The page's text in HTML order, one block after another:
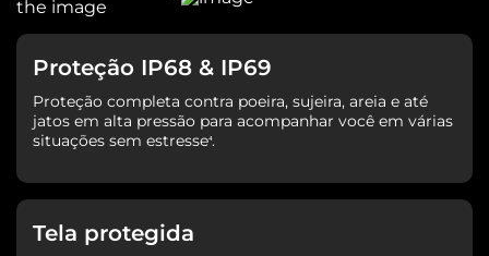
Proteção IP68 & IP69
Proteção completa contra poeira, sujeira, areia e até
jatos em alta pressão para acompanhar você em várias
situações sem estresse⁴.
Tela protegida